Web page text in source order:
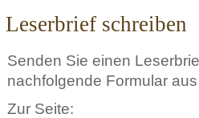
Leserbrief schreiben
Senden Sie einen
nachfolgende Formular
Zur Seite: